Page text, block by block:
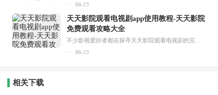
06-23
天天影院观看电视剧app使用教程-天天影院
免费观看攻略大全
不少影视爱好者都在探寻天天影院观看电视剧的完整方法，结合最新平台使用规则，本篇新手入门攻略全面讲解观看渠道、检索流程、播放设置以及画面模式调整等实用内容。全文适配手机、电脑等主流设备，步骤简洁易懂，无论是初次使用的新手，还是想要优化观影体验的用户，都能参照内容快速上手，熟练掌握平台各项操作技巧，轻松畅享影视内容。...
06-23
相关下载